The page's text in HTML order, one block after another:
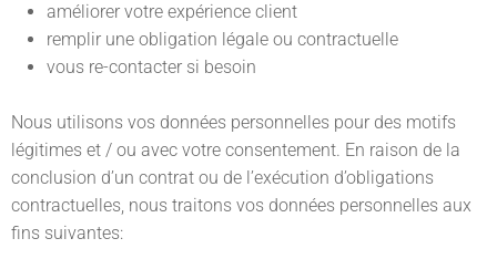
améliorer votre expérience client
remplir une obligation légale ou contractuelle
vous re-contacter si besoin
Nous utilisons vos données personnelles pour des motifs
légitimes et / ou avec votre consentement. En raison de la
conclusion d’un contrat ou de l’exécution d’obligations
contractuelles, nous traitons vos données personnelles aux
fins suivantes: